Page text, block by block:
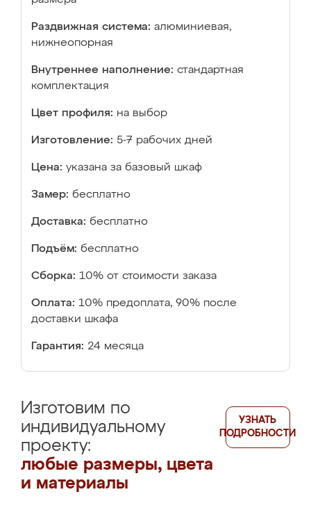
Раздвижная система: алюминиевая,
нижнеопорная
Внутреннее наполнение: стандартная
комплектация
Цвет профиля: на выбор
Изготовление: 5-7 рабочих дней
Цена: указана за базовый шкаф
Замер: бесплатно
Доставка: бесплатно
Подъём: бесплатно
Сборка: 10% от стоимости заказа
Оплата: 10% предоплата, 90% после
доставки шкафа
Гарантия: 24 месяца
Изготовим по
индивидуальному
проекту:
любые размеры, цвета
и материалы
УЗНАТЬ
ПОДРОБНОСТИ